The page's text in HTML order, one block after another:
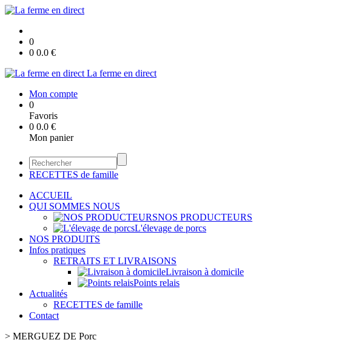
0
0 0.0 €
La ferme en direct
Mon compte
0
Favoris
0 0.0 €
Mon panier
RECETTES de famille
ACCUEIL
QUI SOMMES NOUS
NOS PRODUCTEURS
L'élevage de porcs
NOS PRODUITS
Infos pratiques
RETRAITS ET LIVRAISONS
Livraison à domicile
Points relais
Actualités
RECETTES de famille
Contact
> MERGUEZ DE Porc